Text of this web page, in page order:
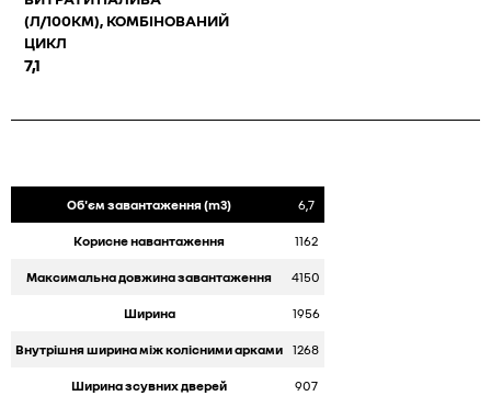
(Л/100КМ), КОМБІНОВАНИЙ
ЦИКЛ
7,1
Об'єм завантаження (m3) 6,7
Корисне навантаження 1162
Максимальна довжина завантаження 4150
Ширина 1956
Внутрішня ширина між колісними арками 1268
Ширина зсувних дверей 907